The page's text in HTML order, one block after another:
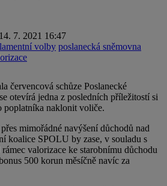
14. 7. 2021 16:47
volby poslanecká sněmovna
červencová schůze Poslanecké
otevírá jedna z posledních příležitostí si
poplatníka naklonit voliče.
mimořádné navýšení důchodů nad
koalice SPOLU by zase, v souladu s
valorizace ke starobnímu důchodu
500 korun měsíčně navíc za